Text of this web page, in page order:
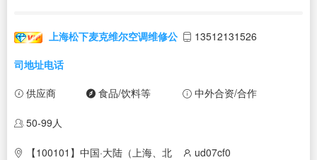
上海松下麦克维尔空调维修公
司地址电话
13512131526
供应商 食品/饮料等 中外合资/合作
50-99人
【100101】中国·大陆（上海、北 ud07cf0